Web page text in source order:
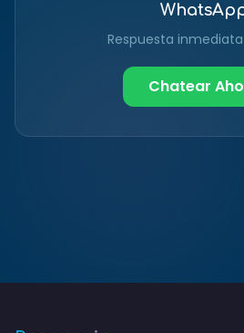
Respuesta inmediata
Chatear